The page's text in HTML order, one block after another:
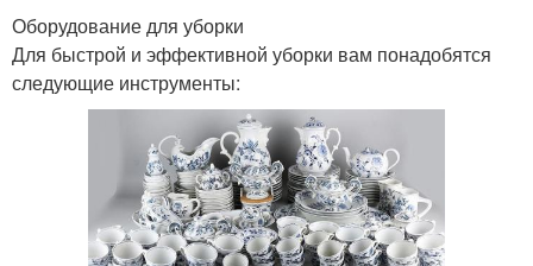
Оборудование для уборки
Для быстрой и эффективной уборки вам понадобятся
следующие инструменты: